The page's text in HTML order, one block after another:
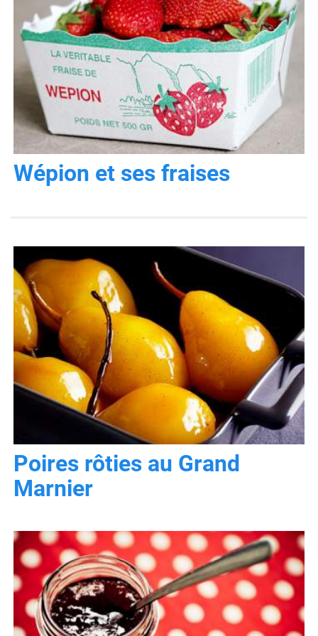
Wépion et ses fraises
Poires rôties au Grand
Marnier